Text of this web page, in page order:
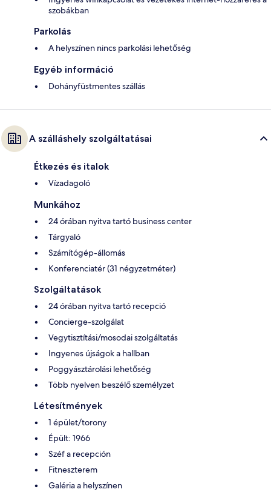
szobákban
Parkolás
A helyszínen nincs parkolási lehetőség
Egyéb információ
Dohányfüstmentes szállás
A szálláshely szolgáltatásai
Étkezés és italok
Vízadagoló
Munkához
24 órában nyitva tartó business center
Tárgyaló
Számítógép-állomás
Konferenciatér (31 négyzetméter)
Szolgáltatások
24 órában nyitva tartó recepció
Concierge-szolgálat
Vegytisztítási/mosodai szolgáltatás
Ingyenes újságok a hallban
Poggyásztárolási lehetőség
Több nyelven beszélő személyzet
Létesítmények
1 épület/torony
Épült: 1966
Széf a recepción
Fitneszterem
Galéria a helyszínen